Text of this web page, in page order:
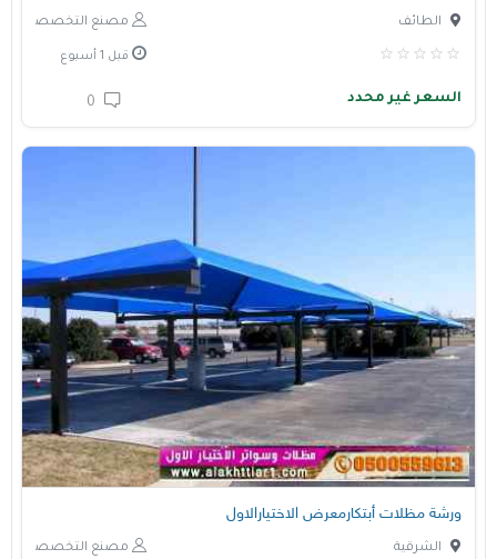
مصنع التخصصي الطائف
قبل 1 أسبوع
السعر غير محدد
ورشة مظلات أبتكارمعرض الاختيارالاول
مصنع التخصصي الشرقية